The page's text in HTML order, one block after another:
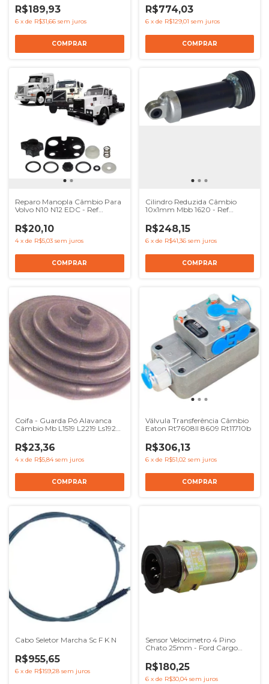
BF8T17271A
R$189,93
6 x de R$31,66 sem juros
R$774,03
6 x de R$129,01 sem juros
Reparo Manopla Câmbio Para
Volvo N10 N12 EDC - Ref
R$20,10
4 x de R$5,03 sem juros
Cilindro Reduzida Câmbio
10x1mm Mbb 1620 - Ref
R$248,15
6 x de R$41,36 sem juros
Coifa - Guarda Pó Alavanca
Câmbio Mb L1519 L2219 Ls1924
R$23,36
4 x de R$5,84 sem juros
Válvula Transferência Câmbio
Eaton Rt7608ll 8609 Rt11710b
R$306,13
6 x de R$51,02 sem juros
Cabo Seletor Marcha Sc F K N
R$955,65
6 x de R$159,28 sem juros
Sensor Velocimetro 4 Pino
Chato 25mm - Ford Cargo
R$180,25
6 x de R$30,04 sem juros